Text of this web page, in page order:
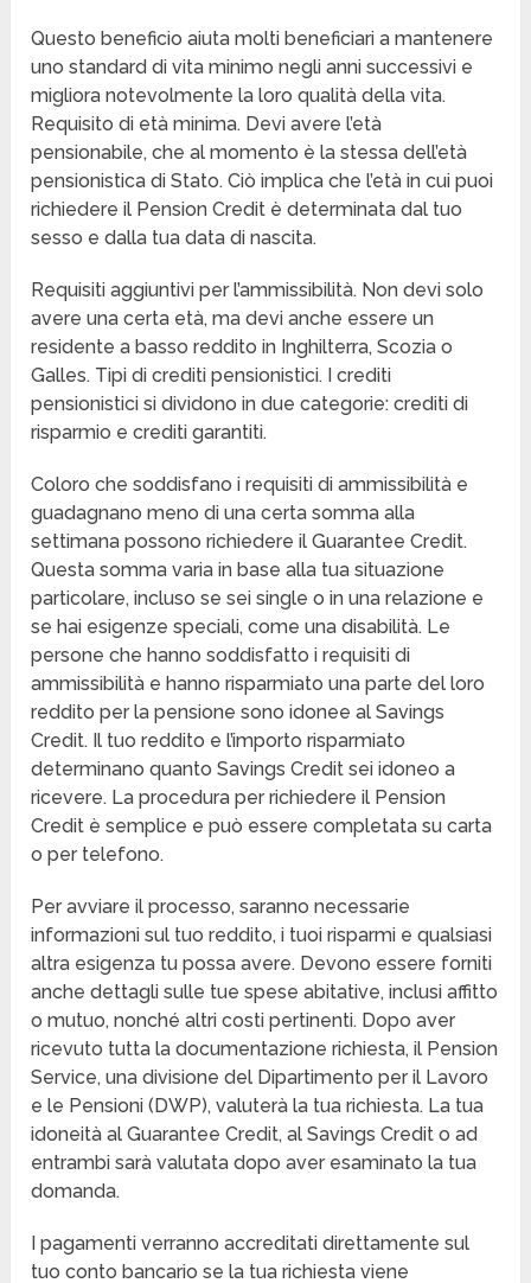
Questo beneficio aiuta molti beneficiari a mantenere
uno standard di vita minimo negli anni successivi e
migliora notevolmente la loro qualità della vita.
Requisito di età minima. Devi avere l’età
pensionabile, che al momento è la stessa dell’età
pensionistica di Stato. Ciò implica che l’età in cui puoi
richiedere il Pension Credit è determinata dal tuo
sesso e dalla tua data di nascita.
Requisiti aggiuntivi per l’ammissibilità. Non devi solo
avere una certa età, ma devi anche essere un
residente a basso reddito in Inghilterra, Scozia o
Galles. Tipi di crediti pensionistici. I crediti
pensionistici si dividono in due categorie: crediti di
risparmio e crediti garantiti.
Coloro che soddisfano i requisiti di ammissibilità e
guadagnano meno di una certa somma alla
settimana possono richiedere il Guarantee Credit.
Questa somma varia in base alla tua situazione
particolare, incluso se sei single o in una relazione e
se hai esigenze speciali, come una disabilità. Le
persone che hanno soddisfatto i requisiti di
ammissibilità e hanno risparmiato una parte del loro
reddito per la pensione sono idonee al Savings
Credit. Il tuo reddito e l’importo risparmiato
determinano quanto Savings Credit sei idoneo a
ricevere. La procedura per richiedere il Pension
Credit è semplice e può essere completata su carta
o per telefono.
Per avviare il processo, saranno necessarie
informazioni sul tuo reddito, i tuoi risparmi e qualsiasi
altra esigenza tu possa avere. Devono essere forniti
anche dettagli sulle tue spese abitative, inclusi affitto
o mutuo, nonché altri costi pertinenti. Dopo aver
ricevuto tutta la documentazione richiesta, il Pension
Service, una divisione del Dipartimento per il Lavoro
e le Pensioni (DWP), valuterà la tua richiesta. La tua
idoneità al Guarantee Credit, al Savings Credit o ad
entrambi sarà valutata dopo aver esaminato la tua
domanda.
I pagamenti verranno accreditati direttamente sul
tuo conto bancario se la tua richiesta viene